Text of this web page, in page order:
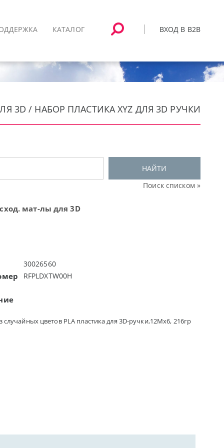
ВХОД В B2B
КАТАЛОГ
3D / НАБОР ПЛАСТИКА XYZ ДЛЯ 3D РУЧКИ
НАЙТИ
Поиск списком »
мат-лы для 3D
30026560
RFPLDXTW00H
случайных цветов PLA пластика для 3D-ручки,12Mx6, 216гр